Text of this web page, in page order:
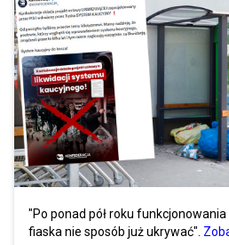
"Po ponad pół roku
fiaska nie sposób już ukrywać".